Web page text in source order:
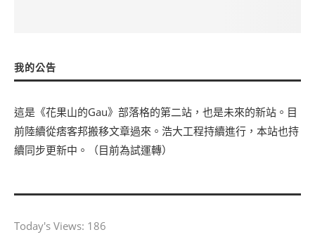
我的公告
這是《花果山的Gau》部落格的第二站，也是未來的新站。目
前陸續從痞客邦搬移文章過來。浩大工程持續進行，本站也持
續同步更新中。（目前為試運轉）
Today's Views: 186